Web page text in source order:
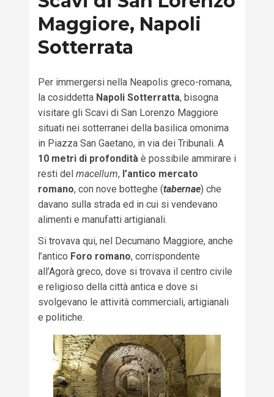
Maggiore, Napoli
Sotterrata
Per immergersi nella Neapolis greco-romana,
la cosiddetta Napoli Sotterratta, bisogna
visitare gli Scavi di San Lorenzo Maggiore
situati nei sotterranei della basilica omonima
in Piazza San Gaetano, in via dei Tribunali. A
10 metri di profonditàè possibile ammirare i
resti del macellum, l’antico mercato
romano, con nove botteghe (tabernae) che
davano sulla strada ed in cui si vendevano
alimenti e manufatti artigianali.
Si trovava qui, nel Decumano Maggiore, anche
l’antico Foro romano, corrispondente
all’Agorà greco, dove si trovava il centro civile
e religioso della città antica e dove si
svolgevano le attività commerciali, artigianali
e politiche.